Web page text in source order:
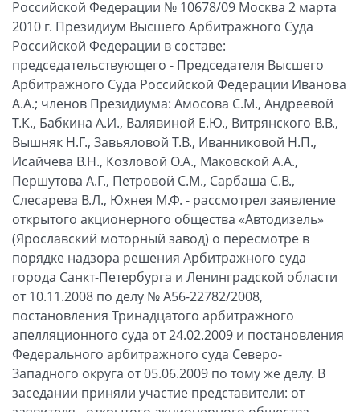
Российской Федерации № 10678/09 Москва 2 марта
2010 г. Президиум Высшего Арбитражного Суда
Российской Федерации в составе:
председательствующего - Председателя Высшего
Арбитражного Суда Российской Федерации Иванова
А.А.; членов Президиума: Амосова С.М., Андреевой
Т.К., Бабкина А.И., Валявиной Е.Ю., Витрянского В.В.,
Вышняк Н.Г., Завьяловой Т.В., Иванниковой Н.П.,
Исайчева В.Н., Козловой О.А., Маковской А.А.,
Першутова А.Г., Петровой С.М., Сарбаша С.В.,
Слесарева В.Л., Юхнея М.Ф. - рассмотрел заявление
открытого акционерного общества «Автодизель»
(Ярославский моторный завод) о пересмотре в
порядке надзора решения Арбитражного суда
города Санкт-Петербурга и Ленинградской области
от 10.11.2008 по делу № А56-22782/2008,
постановления Тринадцатого арбитражного
апелляционного суда от 24.02.2009 и постановления
Федерального арбитражного суда Северо-
Западного округа от 05.06.2009 по тому же делу. В
заседании приняли участие представители: от